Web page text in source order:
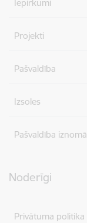
Iepirkumi
Projekti
Pašvaldība
Izsoles
Pašvaldība iznomā
Noderīgi
Privātuma politika